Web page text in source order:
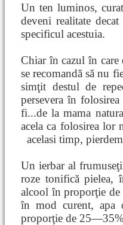
Un ten luminos,
deveni realitate
specificul acestuia.
Chiar în cazul în care
se recomandă să nu
simţit destul de
persevera în
fi...de la mama
acela ca folosirea lor
acelasi timp,
Un ierbar al
roze tonifică pielea,
alcool în proporţie
în mod curent, apa
proporţie de